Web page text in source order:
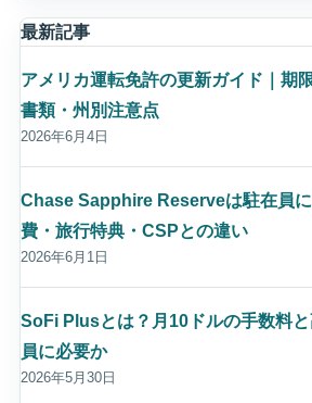
最新記事
アメリカ運転免許の更新ガイド｜期
書類・州別注意点
2026年6月4日
Chase Sapphire Reserveは駐在員
費・旅行特典・CSPとの違い
2026年6月1日
SoFi Plusとは？月10ドルの手数料
員に必要か
2026年5月30日